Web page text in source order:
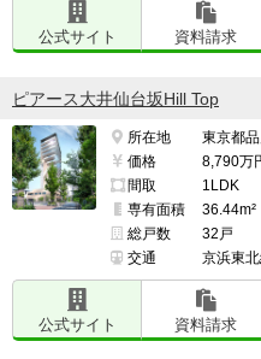
公式サイト 資料請求
ピアース大井仙台坂Hill Top
所在地
東京都
価格
8,790万
間取
1LDK
専有面積
36.44m²
総戸数
32戸
交通
京浜東
公式サイト 資料請求